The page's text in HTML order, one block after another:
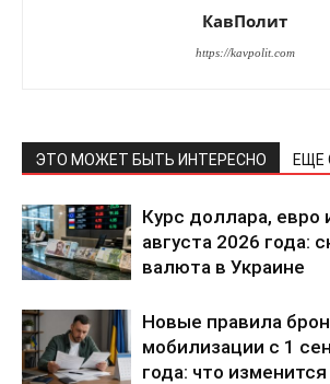
КавПолит
https://kavpolit.com
ЭТО МОЖЕТ БЫТЬ ИНТЕРЕСНО ЕЩЕ
Курс доллара, евро
августа 2026 года:
валюта в Украине
Новые правила
мобилизации с 1
года: что